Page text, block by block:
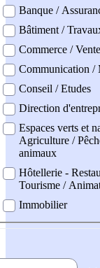
Banque /
Bâtiment /
Commerce /
Communication /
Conseil / Etudes
Direction
Espaces verts et
Agriculture /
animaux
Hôtellerie -
Tourisme /
Immobilier